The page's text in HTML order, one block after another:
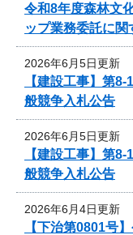
令和8年度森林文
ップ業務委託に
2026年6月5日更新
【建設工事】第
般競争入札公告
2026年6月5日更新
【建設工事】第
般競争入札公告
2026年6月4日更新
【下治第0801号